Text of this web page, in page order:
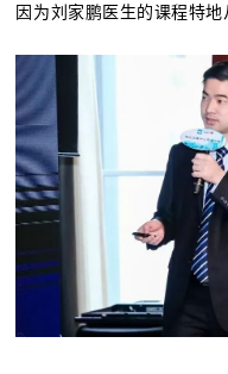
因为刘家鹏医生的课程特地